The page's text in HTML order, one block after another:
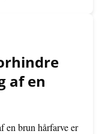
af en
en brun hårfarve er